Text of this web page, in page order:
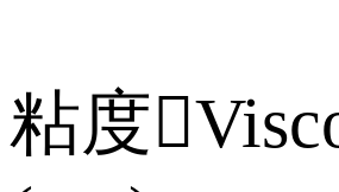
粘度